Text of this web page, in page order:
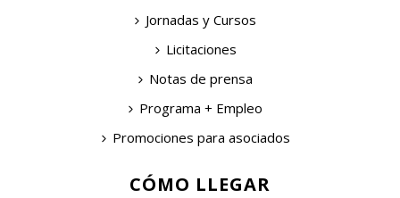
Jornadas y Cursos
Licitaciones
Notas de prensa
Programa + Empleo
Promociones para asociados
CÓMO LLEGAR